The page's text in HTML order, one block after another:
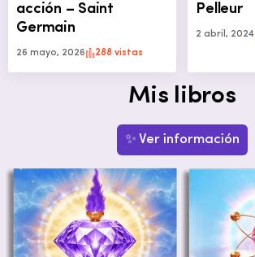
acción – Saint
Germain
26 mayo, 2026 288 vistas
Pelleur
2 abril, 2024
Mis libros
✨ Ver información